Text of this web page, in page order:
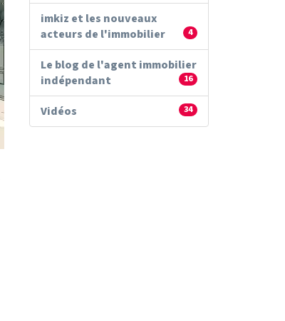
imkiz et les nouveaux
acteurs de l'immobilier
4
Le blog de l'agent immobilier
indépendant
16
Vidéos 34